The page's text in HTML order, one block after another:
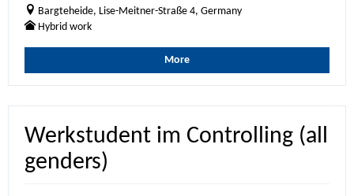
Bargteheide, Lise-Meitner-Straße 4, Germany
Hybrid work
More
Werkstudent im Controlling (all
genders)